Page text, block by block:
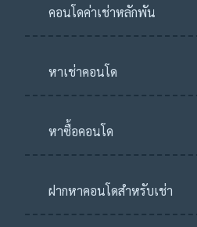
คอนโดค่าเช่าหลักพัน
หาเช่าคอนโด
หาซื้อคอนโด
ฝากหาคอนโดสำหรับเช่า